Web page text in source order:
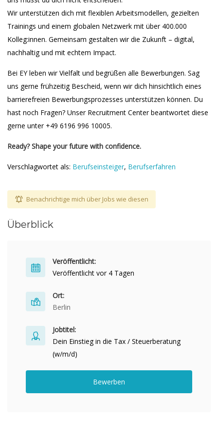
Wir unterstützen dich mit flexiblen Arbeitsmodellen, gezielten
Trainings und einem globalen Netzwerk mit über 400.000
Kolleg:innen. Gemeinsam gestalten wir die Zukunft – digital,
nachhaltig und mit echtem Impact.
Bei EY leben wir Vielfalt und begrüßen alle Bewerbungen. Sag
uns gerne frühzeitig Bescheid, wenn wir dich hinsichtlich eines
barrierefreien Bewerbungsprozesses unterstützen können. Du
hast noch Fragen? Unser Recruitment Center beantwortet diese
gerne unter +49 6196 996 10005.
Ready? Shape your future with confidence.
Verschlagwortet als: Berufseinsteiger, Berufserfahren
Benachrichtige mich über Jobs wie diesen
Überblick
Veröffentlicht:
Veröffentlicht vor 4 Tagen
Ort:
Berlin
Jobtitel:
Dein Einstieg in die Tax / Steuerberatung
(w/m/d)
Bewerben